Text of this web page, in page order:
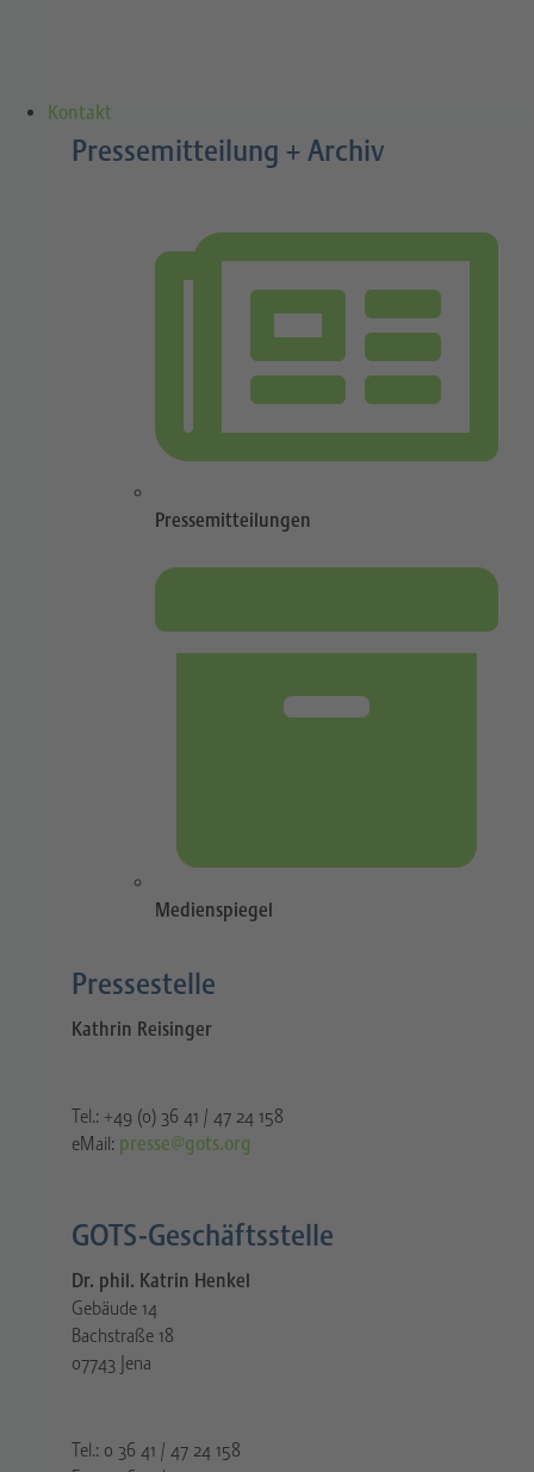
Kontakt
Pressemitteilung + Archiv
Pressemitteilungen
Medienspiegel
Pressestelle​
Kathrin Reisinger
Tel.: +49 (0) 36 41 / 47 24 158
eMail: presse@gots.org
GOTS-Geschäftsstelle
Dr. phil. Katrin Henkel
Gebäude 14
Bachstraße 18
07743 Jena
Tel.: 0 36 41 / 47 24 158